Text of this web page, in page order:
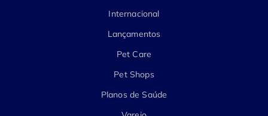
Internacional
Lançamentos
Pet Care
Pet Shops
Planos de Saúde